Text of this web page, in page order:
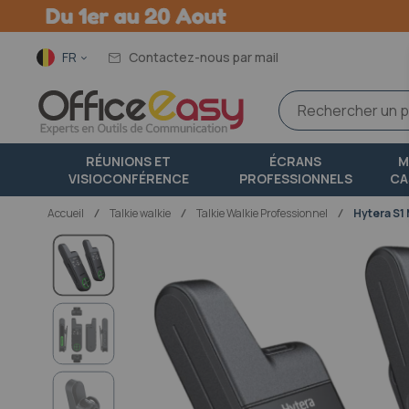
Langue
FR Contactez-nous par mail
RÉUNIONS ET
VISIOCONFÉRENCE
ÉCRANS
PROFESSIONNELS
Accueil talkie walkie Talkie Walkie Professionnel Hytera S1
Passer
fin
de
galerie
d’images